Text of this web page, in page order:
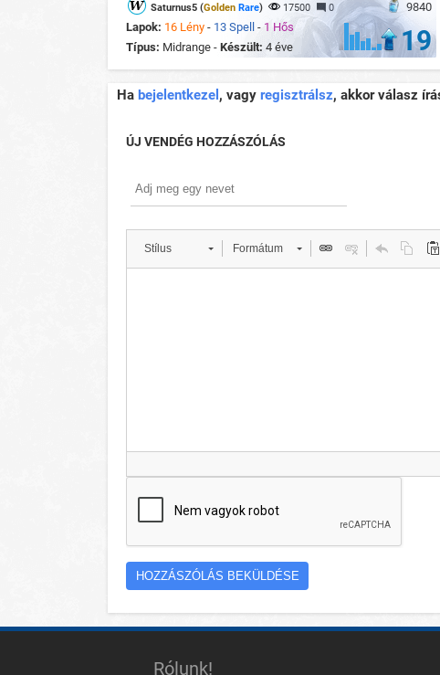
9840
Saturnus5 (Golden Rare) 17500 0
Lapok: 16 Lény - 13 Spell - 1 Hős
Típus: Midrange - Készült: 4 éve 19
Ha bejelentkezel , vagy regisztrálsz, akkor válasz
ÚJ VENDÉG HOZZÁSZÓLÁS
Stílus Formátum
Rólunk!